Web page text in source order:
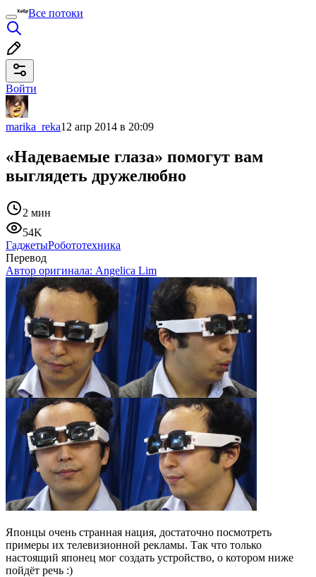
Все потоки
Войти
marika_reka12 апр 2014 в 20:09
«Надеваемые глаза» помогут вам
выглядеть дружелюбно
2 мин
54K
ГаджетыРобототехника
Перевод
Автор оригинала: Angelica Lim
Японцы очень странная нация, достаточно посмотреть
примеры их телевизионной рекламы. Так что только
настоящий японец мог создать устройство, о котором ниже
пойдёт речь :)